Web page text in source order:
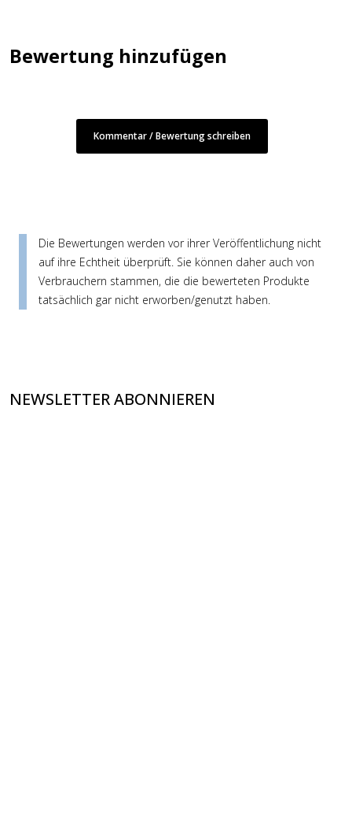
Bewertung hinzufügen
Kommentar / Bewertung schreiben
Die Bewertungen werden vor ihrer Veröffentlichung nicht
auf ihre Echtheit überprüft. Sie können daher auch von
Verbrauchern stammen, die die bewerteten Produkte
tatsächlich gar nicht erworben/genutzt haben.
NEWSLETTER ABONNIEREN